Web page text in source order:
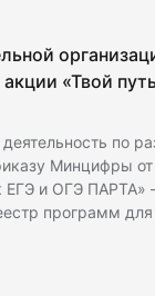
«Твой
по
Минцифры
ЕГЭ и ОГЭ
программ